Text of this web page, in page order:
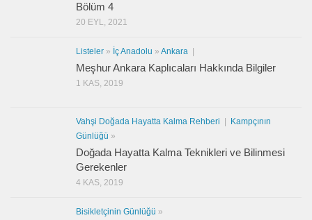
Bölüm 4
20 EYL, 2021
Listeler » İç Anadolu » Ankara
Meşhur Ankara Kaplıcaları Hakkında Bilgiler
1 KAS, 2019
Vahşi Doğada Hayatta Kalma Rehberi
Kampçının
Günlüğü »
Doğada Hayatta Kalma Teknikleri ve Bilinmesi
Gerekenler
4 KAS, 2019
Bisikletçinin Günlüğü »